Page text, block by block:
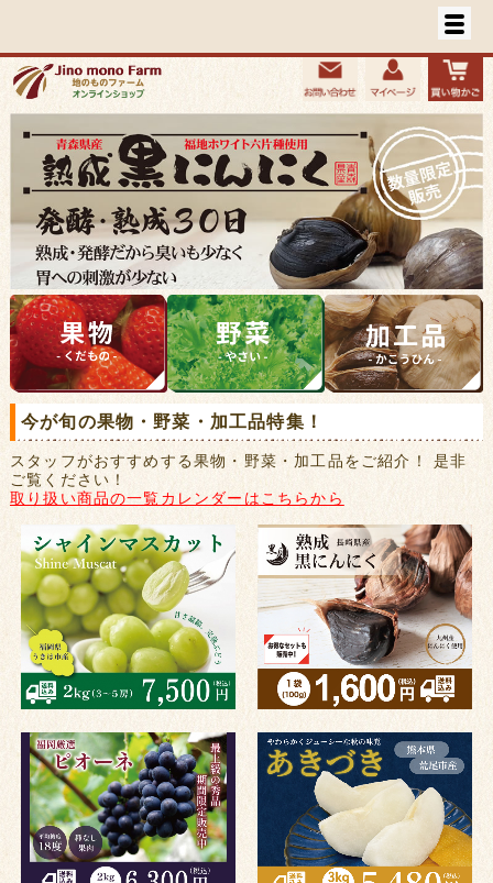
今が旬の果物・野菜・加工品特集！
スタッフがおすすめする果物・野菜・加工品をご紹介！ 是非
ご覧ください！
取り扱い商品の一覧カレンダーはこちらから